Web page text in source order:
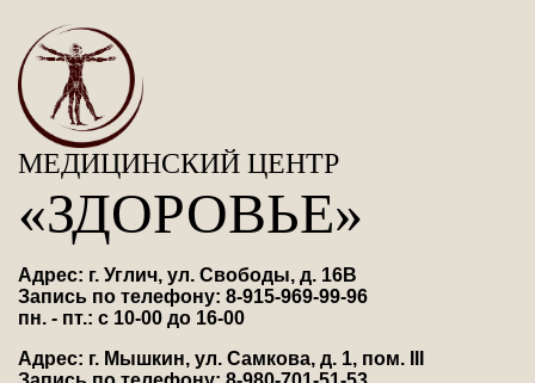
МЕДИЦИНСКИЙ ЦЕНТР
«ЗДОРОВЬЕ»
Адрес: г. Углич, ул. Свободы, д. 16В
Запись по телефону: 8-915-969-99-96
пн. - пт.: с 10-00 до 16-00
Адрес: г. Мышкин, ул. Самкова, д. 1, пом. III